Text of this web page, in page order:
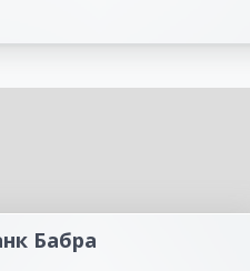
Бабра